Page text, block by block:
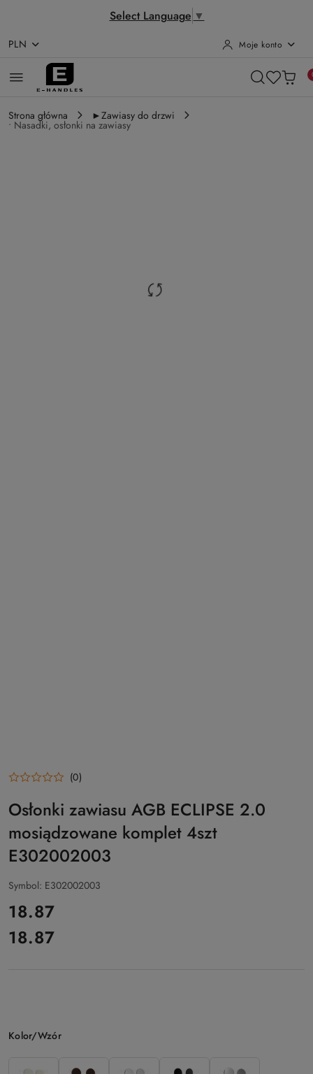
Select Language ▼
Przejdź do treści głównej
Przejdź do wyszukiwarki
Przejdź do moje konto
Przejdź do menu głównego
Przejdź do opisu produktu
Przejdź do stopki
PLN Moje konto
Strona główna ►Zawiasy do drzwi
• Nasadki, osłonki na zawiasy
(0)
Osłonki zawiasu AGB ECLIPSE 2.0
mosiądzowane komplet 4szt
E302002003
Symbol: E302002003
cena:
18.87
Cena:
18.87
Wariant
Kolor/Wzór